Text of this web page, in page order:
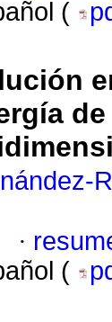
(
·
(